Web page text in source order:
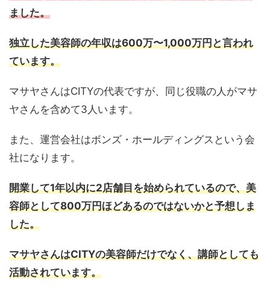
ました。
独立した美容師の年収は600万〜1,000万円と言われ
ています。
マサヤさんはCITYの代表ですが、同じ役職の人がマサ
ヤさんを含めて3人います。
また、運営会社はボンズ・ホールディングスという会
社になります。
開業して1年以内に2店舗目を始められているので、美
容師として800万円ほどあるのではないかと予想しま
した。
マサヤさんはCITYの美容師だけでなく、講師としても
活動されています。